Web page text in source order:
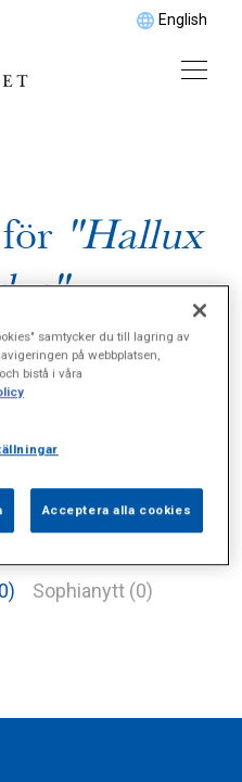
English
"Hallux
Sophianytt (0)
samtycker du till lagring av
på webbplatsen,
bistå i våra
Acceptera alla cookies